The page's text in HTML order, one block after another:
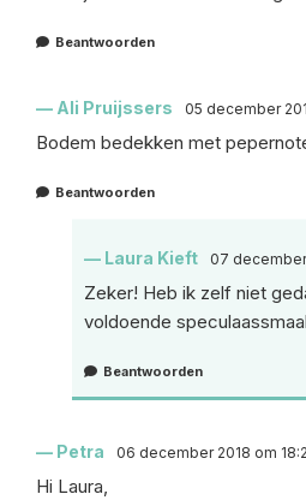
Beantwoorden
Ali Pruijssers 05 december
Bodem bedekken met
Beantwoorden
Laura Kieft 07 december
Zeker! Heb ik zelf niet
voldoende
Beantwoorden
Petra 06 december 2018 om
Hi Laura,